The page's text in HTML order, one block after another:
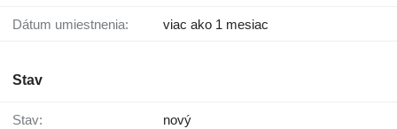
Dátum umiestnenia: viac ako 1 mesiac
Stav
Stav: nový